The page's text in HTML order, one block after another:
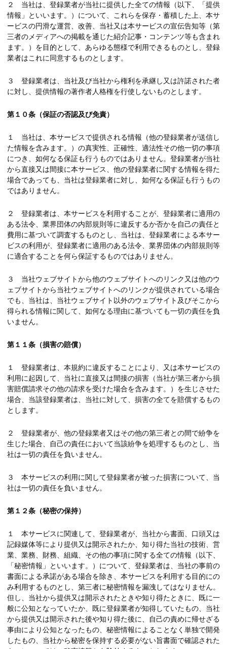
２ 当社は、登録業者が当社に提供した全ての情報（以下、「提供
情報」といいます。）について、これらを保存・蓄積した上、本サ
ービスの円滑な運営、改善、当社又は本サービスの宣伝告知等（第
三者のメディアへの掲載を通じた紹介記事・コンテンツ等も含まれ
ます。）を目的として、あらゆる態様で利用できるものとし、登録
業者はこれに同意するものとします。
３ 登録業者は、当社及び当社から権利を承継し又は許諾された者
に対し、提供情報の著作者人格権を行使しないものとします。
第１０条（保証の否認及び免責）
１ 当社は、本サービスで提供される情報（他の登録業者が送信し
た情報を含みます。）の真実性、正確性、適法性その他一切の事項
につき、如何なる保証も行うものではありません。登録業者が当社
から直接又は間接に本サービス、他の登録業者に関する情報を得た
場合であっても、当社は登録業者に対し、如何なる保証も行うもの
ではありません。
２ 登録業者は、本サービスを利用することが、登録業者に適用の
ある法令、業界団体の内部規則等に違反するか否かを自己の責任と
費用に基づいて調査するものとし、当社は、登録業者による本サー
ビスの利用が、登録業者に適用のある法令、業界団体の内部規則等
に適合することを何ら保証するものではありません。
３ 当社ウェブサイトから他のウェブサイトへのリンク又は他のウ
ェブサイトから当社ウェブサイトへのリンクが提供されている場合
でも、当社は、当社ウェブサイト以外のウェブサイト及びそこから
得られる情報に関して、如何なる理由に基づいても一切の責任を負
いません。
第１１条（損害の賠償）
１ 登録業者は、本規約に違反することにより、又は本サービスの
利用に起因して、当社に直接又は間接の損害（当社が第三者から損
害賠償請求その他の請求を受けた場合を含みます。）を生じさせた
場合、当該登録業者は、当社に対して、損害の全てを賠償するもの
とします。
２ 登録業者が、他の登録業者又はその他の第三者との間で紛争を
生じた場合、自己の責任において当該紛争を処理するものとし、当
社は一切の責任を負いません。
３ 本サービスの利用に関して登録業者が被った損害について、当
社は一切の責任を負いません。
第１２条（秘密の保持）
１ 本サービスに関連して、登録業者が、当社から書面、口頭又は
記録媒体等により提供又は開示されたか、知り得た当社の技術、営
業、業務、財務、組織、その他の事項に関する全ての情報（以下、
「秘密情報」といいます。）について、登録業者は、当社の事前の
書面による承諾がある場合を除き、本サービスを利用する目的にの
み利用するものとし、第三者に秘密情報を漏洩してはなりません。
但し、当社から提供又は開示されたときや知り得たときに、既に一
般に公知となっていたか、既に登録業者が知得していたもの、当社
から提供又は開示された後や知り得た後に、自己の責めに帰せざる
事由により公知となったもの、秘密情報によることなく単独で開発
したもの、当社から秘密を保持する必要がない旨書面で確認された